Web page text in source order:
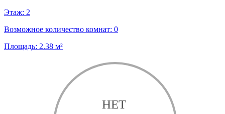
Этаж: 2
Возможное количество комнат: 0
Площадь: 2.38 м²